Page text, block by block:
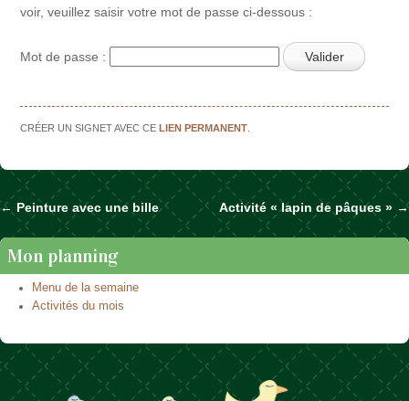
voir, veuillez saisir votre mot de passe ci-dessous :
Mot de passe :
CRÉER UN SIGNET AVEC CELIEN PERMANENT
Naviguer dans les articles
← Peinture avec une bille Activité « lapin de pâques » →
Mon planning
Menu de la semaine
Activités du mois